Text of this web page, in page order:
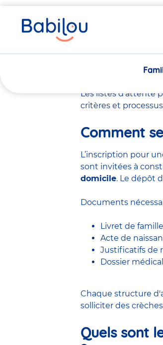
êtes
ici
Les listes d'attente
critères et
Comment
L’inscription pour
sont invitées à
domicile. Le dépôt
Documents
Livret de
Acte de
Justificatifs de
Dossier
Chaque structure
solliciter des
Quels sont